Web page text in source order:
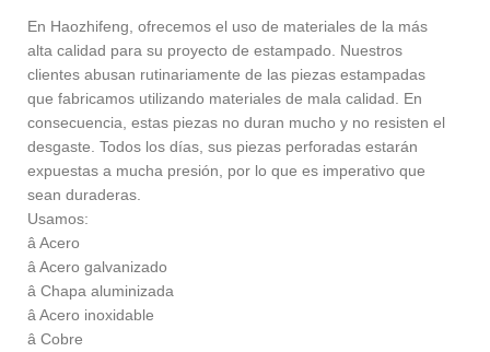
En Haozhifeng, ofrecemos el uso de materiales de la más
alta calidad para su proyecto de estampado. Nuestros
clientes abusan rutinariamente de las piezas estampadas
que fabricamos utilizando materiales de mala calidad. En
consecuencia, estas piezas no duran mucho y no resisten el
desgaste. Todos los días, sus piezas perforadas estarán
expuestas a mucha presión, por lo que es imperativo que
sean duraderas.
Usamos:
â Acero
â Acero galvanizado
â Chapa aluminizada
â Acero inoxidable
â Cobre